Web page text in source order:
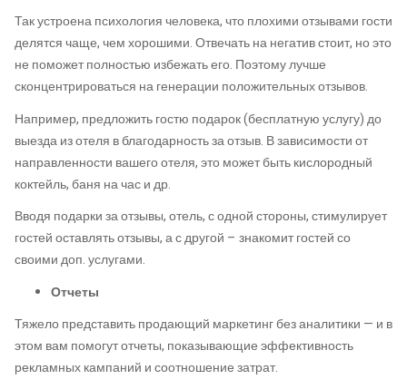
Так устроена психология человека, что плохими отзывами гости
делятся чаще, чем хорошими. Отвечать на негатив стоит, но это
не поможет полностью избежать его. Поэтому лучше
сконцентрироваться на генерации положительных отзывов.
Например, предложить гостю подарок (бесплатную услугу) до
выезда из отеля в благодарность за отзыв. В зависимости от
направленности вашего отеля, это может быть кислородный
коктейль, баня на час и др.
Вводя подарки за отзывы, отель, с одной стороны, стимулирует
гостей оставлять отзывы, а с другой – знакомит гостей со
своими доп. услугами.
Отчеты
Тяжело представить продающий маркетинг без аналитики — и в
этом вам помогут отчеты, показывающие эффективность
рекламных кампаний и соотношение затрат.